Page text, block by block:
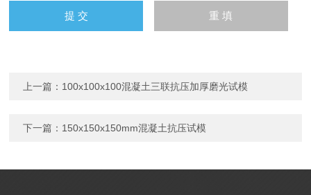
上一篇： 100x100x100混凝土三联抗压加厚磨光试模
下一篇： 150x150x150mm混凝土抗压试模